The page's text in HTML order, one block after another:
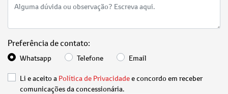
Preferência de contato:
Whatsapp Telefone Email
Li e aceito a Política de Privacidadee concordo em receber
comunicações da concessionária.